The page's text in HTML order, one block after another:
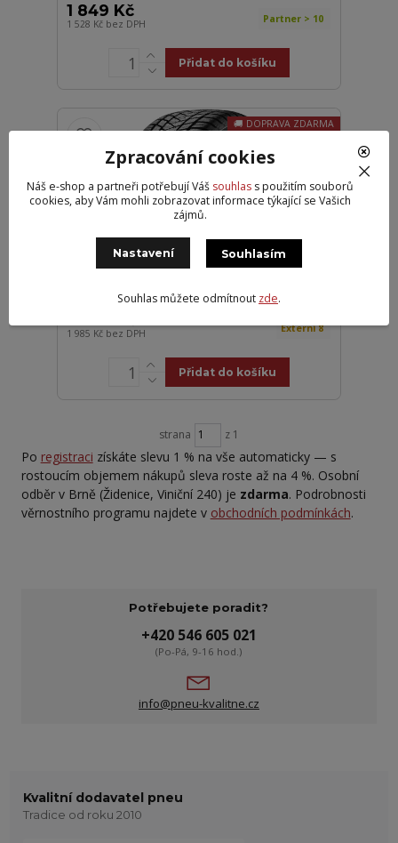
1 849 Kč
1 528 Kč bez DPH Partner > 10
Přidat do košíku
DOPRAVA ZDARMA
M+S 3PMSF
1 985 Kč bez DPH Externí 8
Přidat do košíku
strana z 1
Po registraci získáte slevu 1 % na vše automaticky — s
rostoucím objemem nákupů sleva roste až na 4 %. Osobní
odběr v Brně (Židenice, Viniční 240) je zdarma. Podrobnosti
věrnostního programu najdete v obchodních podmínkách.
Potřebujete poradit?
+420 546 605 021
(Po-Pá, 9-16 hod.)
info@pneu-kvalitne.cz
Kvalitní dodavatel pneu
Tradice od roku 2010
Zpracování cookies
Náš e-shop a partneři potřebují Váš souhlass použitím souborů
cookies, aby Vám mohli zobrazovat informace týkající se Vašich
zájmů.
Nastavení Souhlasím
Souhlas můžete odmítnout zde.